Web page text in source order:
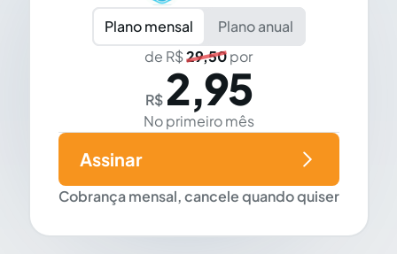
Plano mensal
Plano anual
de R$29,50por
R$ 2,95
No primeiro mês
Cobrança mensal, cancele quando quiser
Assinar